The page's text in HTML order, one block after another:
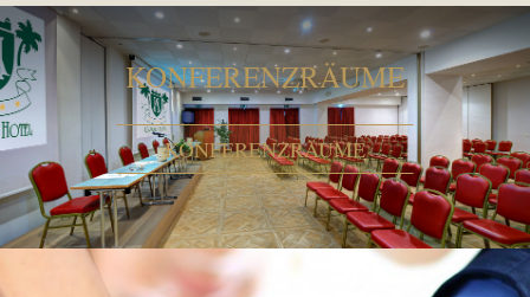
KONFERENZRÄUME
KONFERENZRÄUME